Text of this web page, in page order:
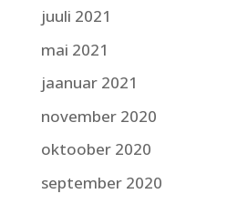
juuli 2021
mai 2021
jaanuar 2021
november 2020
oktoober 2020
september 2020